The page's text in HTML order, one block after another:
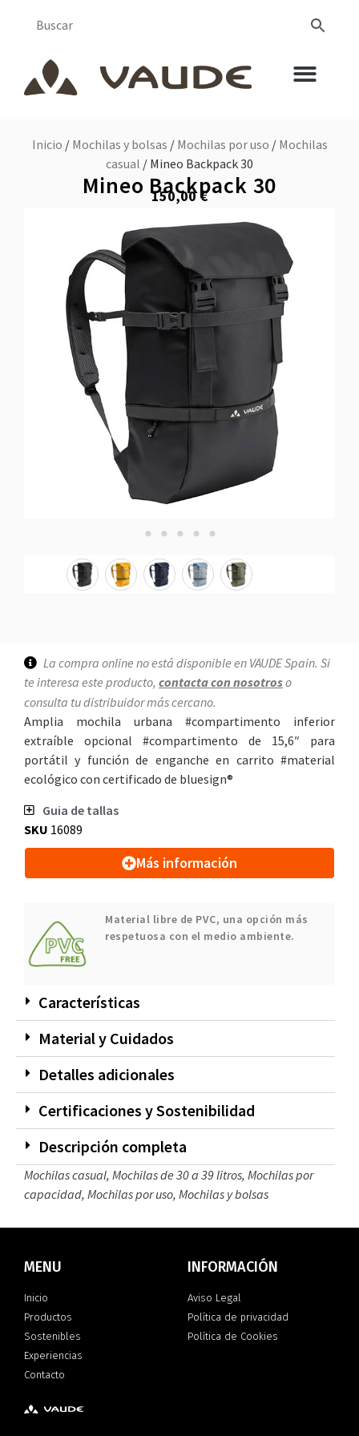
Inicio /Mochilas y bolsas /Mochilas por uso /Mochilas
casual / Mineo Backpack 30
Mineo Backpack 30
150,00€
La compra online no está disponible en VAUDE Spain. Si
te interesa este producto, contacta con nosotroso
consulta tu distribuidor más cercano.
Amplia mochila urbana #compartimento inferior
extraíble opcional #compartimento de 15,6″ para
portátil y función de enganche en carrito #material
ecológico con certificado de bluesign®
Guia de tallas
SKU 16089
Más información
Material libre de PVC, una opción más
respetuosa con el medio ambiente.
Características
Material y Cuidados
Detalles adicionales
Certificaciones y Sostenibilidad
Descripción completa
Mochilas casual, Mochilas de 30 a 39 litros, Mochilas por
capacidad, Mochilas por uso, Mochilas y bolsas
MENU
Inicio
Productos
Sostenibles
Experiencias
Contacto
INFORMACIÓN
Aviso Legal
Política de privacidad
Política de Cookies